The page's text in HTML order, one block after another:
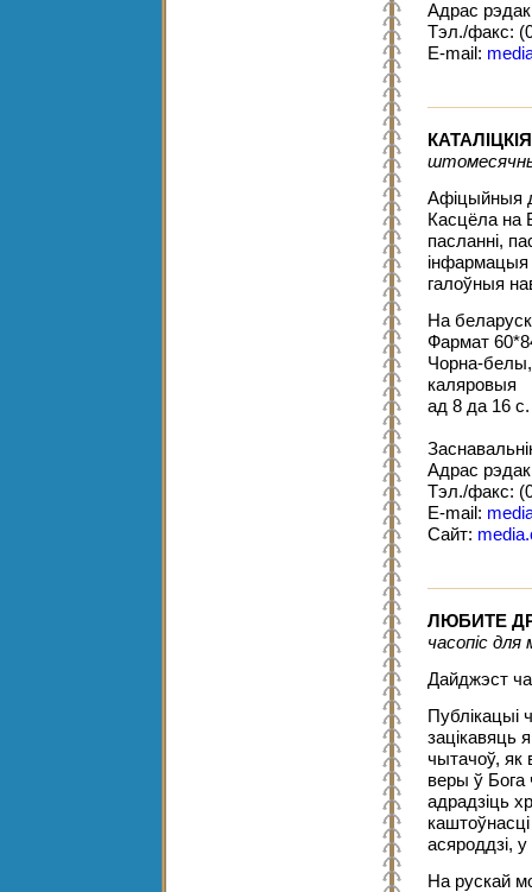
Адрас
Тэл./факс:
E-mail:
Афіцыйныя
Касцёла на
пасланні,
інфармацыя
галоўныя
На
Фармат
Чорна-
каляровыя
ад 8 да 16 с.
Адрас
Тэл./факс:
E-mail:
Сайт:
ЛЮБИТЕ
часопіс для
Дайджэст
Публікацыі
зацікавяць
чытачоў, як
веры ў Бога
адрадзіць
асяроддзі,
На рускай